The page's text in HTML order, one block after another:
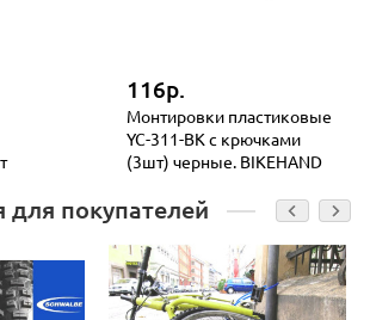
116р.
Монтировки пластиковые
YC-311-BK с крючками
(3шт) черные. BIKEHAND
покупателей